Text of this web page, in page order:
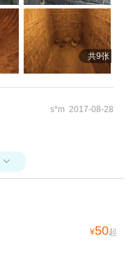
共9张
s*m 2017-08-28

¥50起